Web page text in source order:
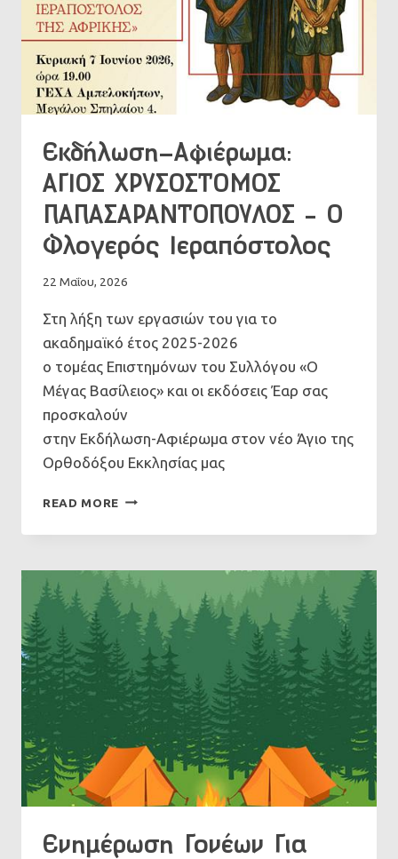
Εκδήλωση-Αφιέρωμα:
ΑΓΙΟΣ ΧΡΥΣΟΣΤΟΜΟΣ
ΠΑΠΑΣΑΡΑΝΤΟΠΟΥΛΟΣ – Ο
Φλογερός Ιεραπόστολος
22 Μαΐου, 2026
Στη λήξη των εργασιών του για το
ακαδημαϊκό έτος 2025-2026
ο τομέας Επιστημόνων του Συλλόγου «Ο
Μέγας Βασίλειος» και οι εκδόσεις Έαρ σας
προσκαλούν
στην Εκδήλωση-Αφιέρωμα στον νέο Άγιο της
Ορθοδόξου Εκκλησίας μας
READ MORE ΕΚΔΉΛΩΣΗ-
ΑΓΙΟΣ
ΠΑΠΑΣΑΡΑΝΤΟΠΟΥΛΟΣ
Ο
ΦΛΟΓΕΡΌΣ
ΙΕΡΑΠΌΣΤΟΛΟΣ
Ενημέρωση Γονέων Για